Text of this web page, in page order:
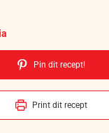
Pin dit recept!
Print dit recept